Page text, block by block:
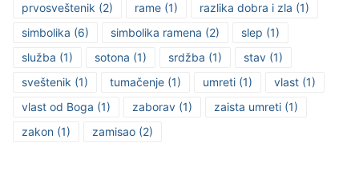
prvosveštenik (2) rame (1) razlika dobra i zla (1)
simbolika (6) simbolika ramena (2) slep (1)
služba (1) sotona (1) srdžba (1) stav (1)
sveštenik (1) tumačenje (1) umreti (1) vlast (1)
vlast od Boga (1) zaborav (1) zaista umreti (1)
zakon (1) zamisao (2)